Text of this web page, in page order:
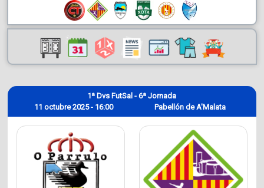
11 octubre 2025 - 16:00
1ª Dvs FutSal - 6ª Jornada
Pabellón de A'Malata